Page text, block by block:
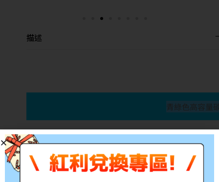
描述
青綠色高容量
產品料號:CT201304 適用型號:XEROX
參考印量:3,000張 備註:所有的印量均是在